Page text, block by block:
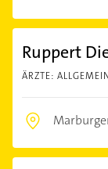
Ruppert
ÄRZTE: